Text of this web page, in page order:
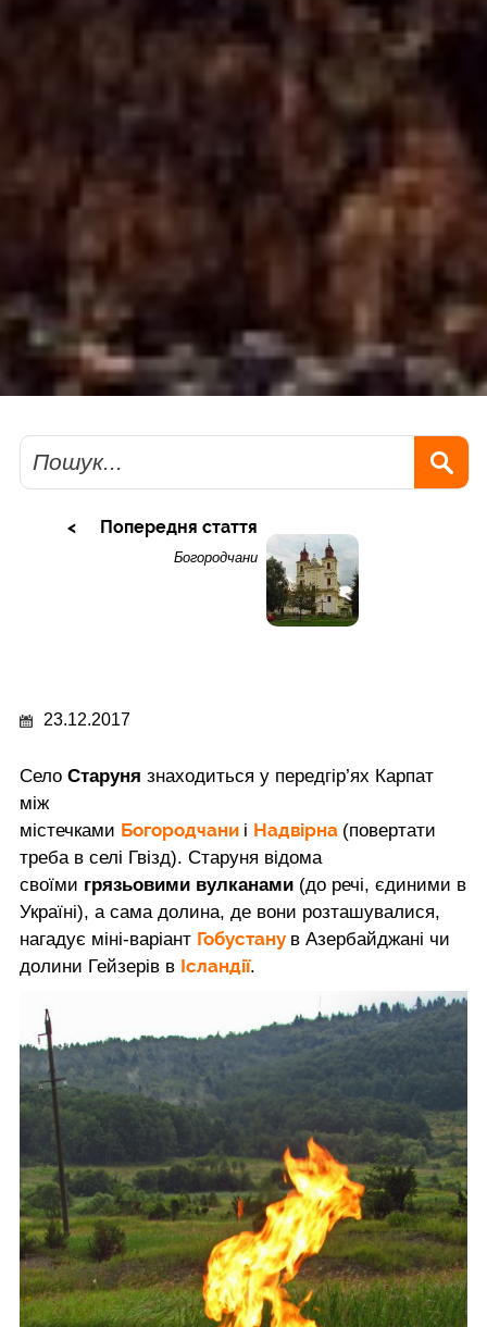
Пошук
Попередня стаття
Богородчани
23.12.2017
Село Старуня знаходиться у передгір’ях Карпат
між
містечками Богородчани і Надвірна (повертати
треба в селі Гвізд). Старуня відома
своїми грязьовими вулканами (до речі, єдиними в
Україні), а сама долина, де вони розташувалися,
нагадує міні-варіант Гобустану в Азербайджані чи
долини Гейзерів в Ісландії.